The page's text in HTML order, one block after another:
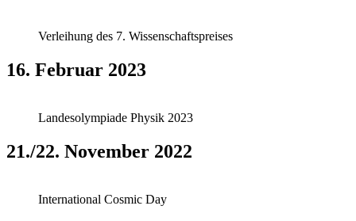
Verleihung des 7. Wissenschaftspreises
16. Februar 2023
Landesolympiade Physik 2023
21./22. November 2022
International Cosmic Day